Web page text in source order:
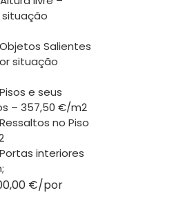
Salientes
situação
e seus
– 357,50 €/m2
no Piso
interiores
€/por